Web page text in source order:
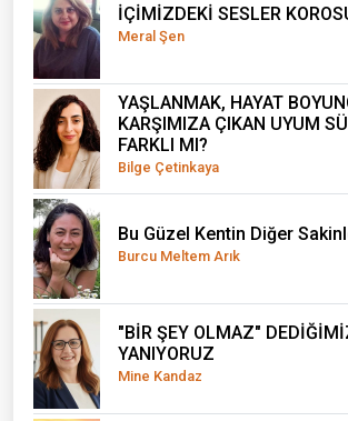
İÇİMİZDEKİ SESLER
Meral Şen
YAŞLANMAK, HAYAT
KARŞIMIZA ÇIKAN UYUM
FARKLI MI?
Bilge Çetinkaya
Bu Güzel Kentin Diğer
Burcu Meltem Arık
"BİR ŞEY OLMAZ"
YANIYORUZ
Mine Kandaz